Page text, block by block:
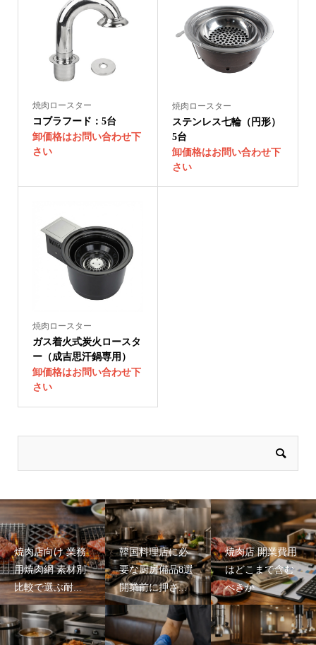
焼肉ロースター
コブラフード：5台
卸価格はお問い合わせ下
さい
焼肉ロースター
ステンレス七輪（円形）
5台
卸価格はお問い合わせ下
さい
焼肉ロースター
ガス着火式炭火ロースタ
ー（成吉思汗鍋専用）
卸価格はお問い合わせ下
さい
焼肉店向け 業務
用焼肉網 素材別
比較で選ぶ耐...
韓国料理店に必
要な厨房備品8選
開業前に押さ...
焼肉店 開業費用
はどこまで含む
べきか